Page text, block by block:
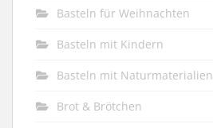
Basteln für Weihnachten
Basteln mit Kindern
Basteln mit Naturmaterialien
Brot & Brötchen